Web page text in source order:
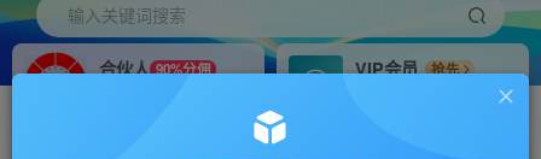
输入关键词搜索
合伙人 90%分佣
VIP会员
抢先